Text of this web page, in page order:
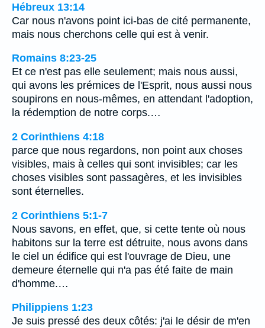
Hébreux 13:14
Car nous n'avons point ici-bas de cité permanente,
mais nous cherchons celle qui est à venir.
Romains 8:23-25
Et ce n'est pas elle seulement; mais nous aussi,
qui avons les prémices de l'Esprit, nous aussi nous
soupirons en nous-mêmes, en attendant l'adoption,
la rédemption de notre corps.…
2 Corinthiens 4:18
parce que nous regardons, non point aux choses
visibles, mais à celles qui sont invisibles; car les
choses visibles sont passagères, et les invisibles
sont éternelles.
2 Corinthiens 5:1-7
Nous savons, en effet, que, si cette tente où nous
habitons sur la terre est détruite, nous avons dans
le ciel un édifice qui est l'ouvrage de Dieu, une
demeure éternelle qui n'a pas été faite de main
d'homme.…
Philippiens 1:23
Je suis pressé des deux côtés: j'ai le désir de m'en